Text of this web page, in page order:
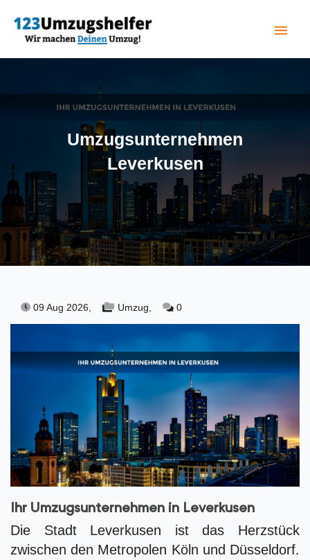
menu
Umzugsunternehmen
Leverkusen
09 Aug 2026, Umzug, 0
Ihr Umzugsunternehmen in Leverkusen
Die Stadt Leverkusen ist das Herzstück
zwischen den Metropolen Köln und Düsseldorf.